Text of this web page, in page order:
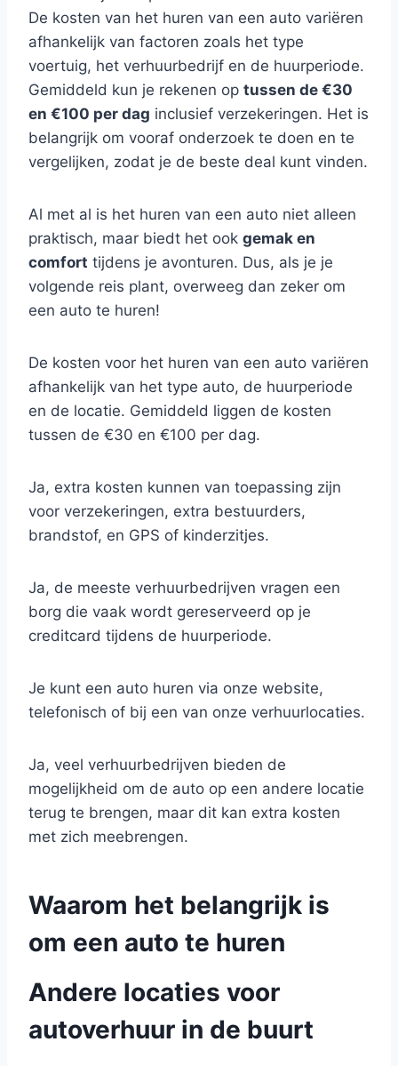
De kosten van het huren van een auto variëren
afhankelijk van factoren zoals het type
voertuig, het verhuurbedrijf en de huurperiode.
Gemiddeld kun je rekenen op tussen de €30
en €100 per dag inclusief verzekeringen. Het is
belangrijk om vooraf onderzoek te doen en te
vergelijken, zodat je de beste deal kunt vinden.
Al met al is het huren van een auto niet alleen
praktisch, maar biedt het ook gemak en
comfort tijdens je avonturen. Dus, als je je
volgende reis plant, overweeg dan zeker om
een auto te huren!
De kosten voor het huren van een auto variëren
afhankelijk van het type auto, de huurperiode
en de locatie. Gemiddeld liggen de kosten
tussen de €30 en €100 per dag.
Ja, extra kosten kunnen van toepassing zijn
voor verzekeringen, extra bestuurders,
brandstof, en GPS of kinderzitjes.
Ja, de meeste verhuurbedrijven vragen een
borg die vaak wordt gereserveerd op je
creditcard tijdens de huurperiode.
Je kunt een auto huren via onze website,
telefonisch of bij een van onze verhuurlocaties.
Ja, veel verhuurbedrijven bieden de
mogelijkheid om de auto op een andere locatie
terug te brengen, maar dit kan extra kosten
met zich meebrengen.
Waarom het belangrijk is
om een auto te huren
Andere locaties voor
autoverhuur in de buurt